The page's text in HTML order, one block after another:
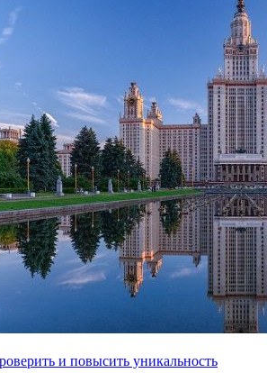
и повысить уникальность